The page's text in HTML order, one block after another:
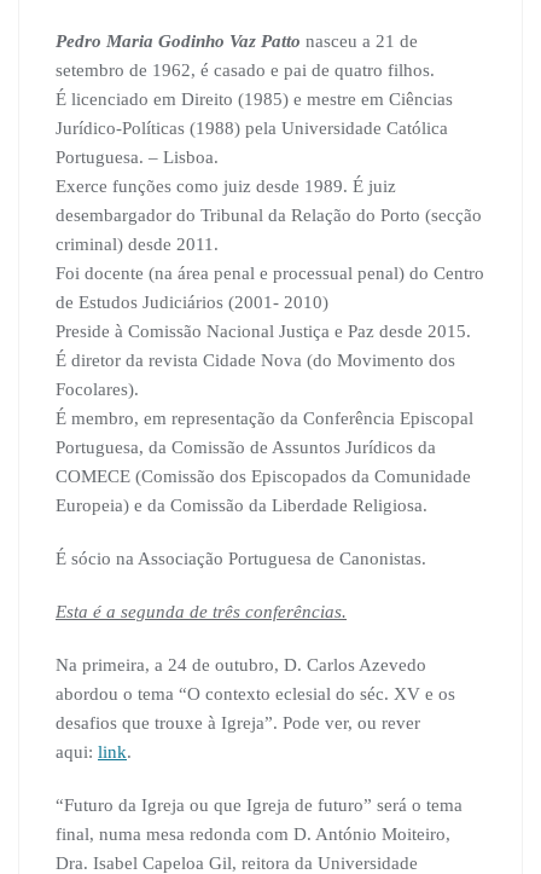
Pedro Maria Godinho Vaz Patto nasceu a 21 de
setembro de 1962, é casado e pai de quatro filhos.
É licenciado em Direito (1985) e mestre em Ciências
Jurídico-Políticas (1988) pela Universidade Católica
Portuguesa. – Lisboa.
Exerce funções como juiz desde 1989. É juiz
desembargador do Tribunal da Relação do Porto (secção
criminal) desde 2011.
Foi docente (na área penal e processual penal) do Centro
de Estudos Judiciários (2001- 2010)
Preside à Comissão Nacional Justiça e Paz desde 2015.
É diretor da revista Cidade Nova (do Movimento dos
Focolares).
É membro, em representação da Conferência Episcopal
Portuguesa, da Comissão de Assuntos Jurídicos da
COMECE (Comissão dos Episcopados da Comunidade
Europeia) e da Comissão da Liberdade Religiosa.
É sócio na Associação Portuguesa de Canonistas.
Esta é a segunda de três conferências.
Na primeira, a 24 de outubro, D. Carlos Azevedo
abordou o tema “O contexto eclesial do séc. XV e os
desafios que trouxe à Igreja”. Pode ver, ou rever
aqui: link.
“Futuro da Igreja ou que Igreja de futuro” será o tema
final, numa mesa redonda com D. António Moiteiro,
Dra. Isabel Capeloa Gil, reitora da Universidade